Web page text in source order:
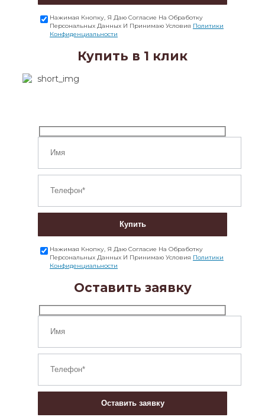
Нажимая Кнопку, Я Даю Согласие На Обработку
Персональных Данных И Принимаю Условия Политики
Конфиденциальности
Купить в 1 клик
Купить
Нажимая Кнопку, Я Даю Согласие На Обработку
Персональных Данных И Принимаю Условия Политики
Конфиденциальности
Оставить заявку
Оставить заявку